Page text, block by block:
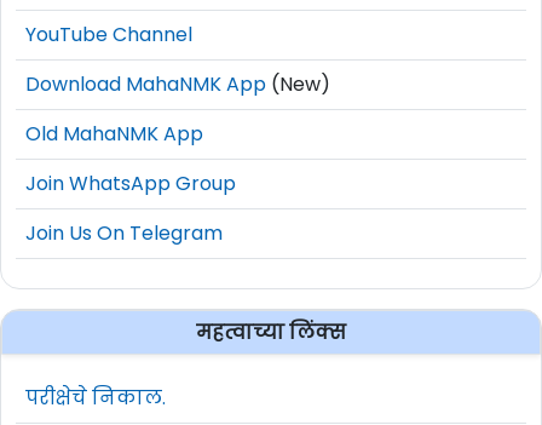
YouTube Channel
Download MahaNMK App (New)
Old MahaNMK App
Join WhatsApp Group
Join Us On Telegram
महत्वाच्या लिंक्स
परीक्षेचे निकाल.